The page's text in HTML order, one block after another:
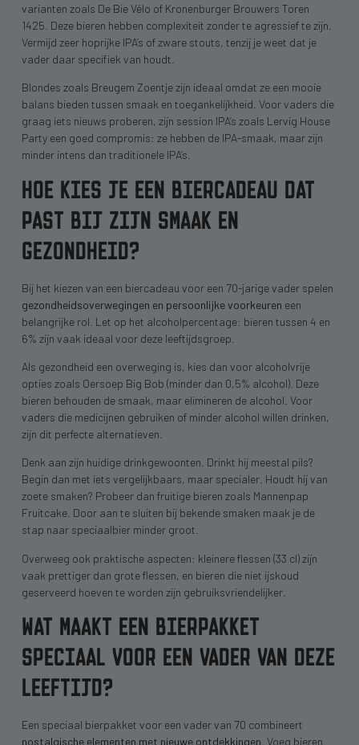
varianten zoals De Bie Vélo of Kronenburger Brouwers Toren
1425. Deze bieren hebben complexiteit zonder te agressief te zijn.
Vermijd zeer hoprijke IPA’s of zware stouts, tenzij je weet dat je
vader daar specifiek van houdt.
Blondes zoals Breugem Zoentje zijn ideaal omdat ze een mooie
balans bieden tussen smaak en toegankelijkheid. Voor vaders die
graag iets nieuws proberen, zijn session IPA’s zoals Lervig House
Party een goed compromis: ze hebben de IPA-smaak, maar zijn
minder intens dan traditionele IPA’s.
HOE KIES JE EEN BIERCADEAU DAT
PAST BIJ ZIJN SMAAK EN
GEZONDHEID?
Bij het kiezen van een biercadeau voor een 70-jarige vader spelen
gezondheidsoverwegingen en persoonlijke voorkeuren een
belangrijke rol. Let op het alcoholpercentage: bieren tussen 4 en
6% zijn vaak ideaal voor deze leeftijdsgroep.
Als gezondheid een overweging is, kies dan voor alcoholvrije
opties zoals Oersoep Big Bob (minder dan 0,5% alcohol). Deze
bieren behouden de smaak, maar elimineren de alcohol. Voor
vaders die medicijnen gebruiken of minder alcohol willen drinken,
zijn dit perfecte alternatieven.
Denk aan zijn huidige drinkgewoonten. Drinkt hij meestal pils?
Begin dan met iets vergelijkbaars, maar specialer. Houdt hij van
zoete smaken? Probeer dan fruitige bieren zoals Mannenpap
Fruitcake. Door aan te sluiten bij bekende smaken maak je de
stap naar speciaalbier minder groot.
Overweeg ook praktische aspecten: kleinere flessen (33 cl) zijn
vaak prettiger dan grote flessen, en bieren die niet ijskoud
geserveerd hoeven te worden zijn gebruiksvriendelijker.
WAT MAAKT EEN BIERPAKKET
SPECIAAL VOOR EEN VADER VAN DEZE
LEEFTIJD?
Een speciaal bierpakket voor een vader van 70 combineert
nostalgische elementen met nieuwe ontdekkingen . Voeg bieren